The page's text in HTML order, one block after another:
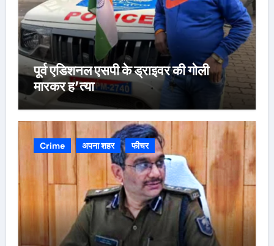
पूर्व एडिशनल एसपी के ड्राइवर की गोली
मारकर ह’त्या
Crime अपना शहर फीचर